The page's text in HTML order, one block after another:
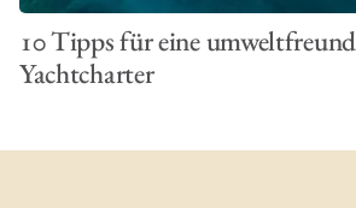
10 Tipps für eine
Yachtcharter